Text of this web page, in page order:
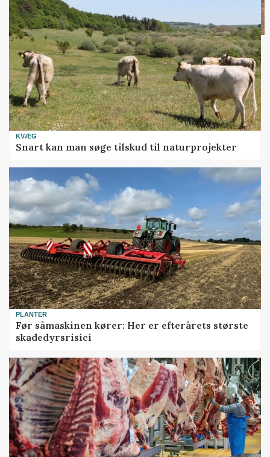
KVÆG
Snart kan man søge tilskud til naturprojekter
PLANTER
Før såmaskinen kører: Her er efterårets største
skadedyrsrisici